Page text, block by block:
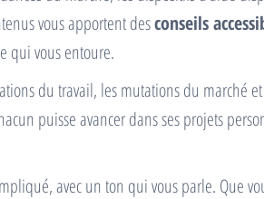
vous apportent desconseils
qui vous entoure.
du travail, les mutations du marché
puisse avancer dans ses projets
avec un ton qui vous parle. Que